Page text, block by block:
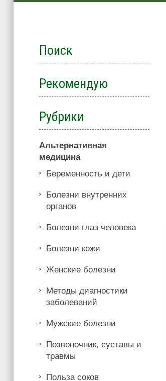
Поиск
Рекомендую
Рубрики
Альтернативная
медицина
Беременность и дети
Болезни внутренних
органов
Болезни глаз человека
Болезни кожи
Женские болезни
Методы диагностики
заболеваний
Мужские болезни
Позвоночник, суставы и
травмы
Польза соков